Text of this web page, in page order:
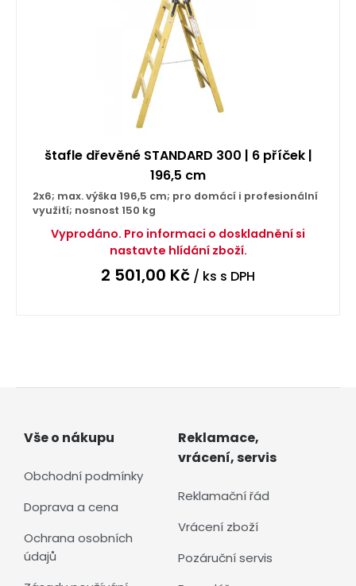
štafle dřevěné STANDARD 300 | 6 příček |
196,5 cm
2x6; max. výška 196,5 cm; pro domácí i profesionální
využití; nosnost 150 kg
Vyprodáno. Pro informaci o doskladnění si
nastavte hlídání zboží.
2 501,00 Kč / ks s DPH
Vše o nákupu
Obchodní podmínky
Doprava a cena
Ochrana osobních
údajů
Reklamace,
vrácení, servis
Reklamační řád
Vrácení zboží
Pozáruční servis